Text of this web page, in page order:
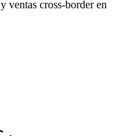
ventas cross-border en